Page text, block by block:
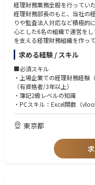
経理財務業務全般を行っていた
経理財務部長のもと、当社の
りや監査法人対応など積極的
心とした6名の組織で運営を
を支える経理財務組織を作っ
また、事業拡大に伴い様々な
チャレンジングな環境となって
【通常業務】
・経理財務実務（経費精算・
・財務会計（月次、四半期、年
・各種会計・税務論点の検討
【その他の業務】
・金融機関対応
・開示書類作成に必要な資料
※お任せする業務はご経験を
求める経験 / スキル
■必須スキル
・上場企業での経理財務経験
（有資格者/3年以上）
・簿記2級レベルの知識
・PCスキル：Excel関数（
■歓迎スキル
・開示資料作成経験
・監査法人対応経験
・公認会計士試験の合格者
・簿記1級レベルの知識
東京都